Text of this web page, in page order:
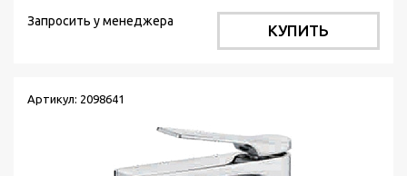
Запросить у менеджера
КУПИТЬ
Артикул: 2098641